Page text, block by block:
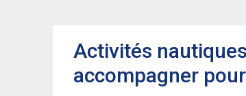
Activités
accompagner